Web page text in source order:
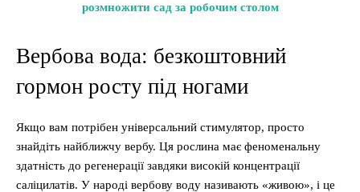
розмножити сад за робочим столом
Вербова вода: безкоштовний
гормон росту під ногами
Якщо вам потрібен універсальний стимулятор, просто
знайдіть найближчу вербу. Ця рослина має феноменальну
здатність до регенерації завдяки високій концентрації
саліцилатів. У народі вербову воду називають «живою», і це